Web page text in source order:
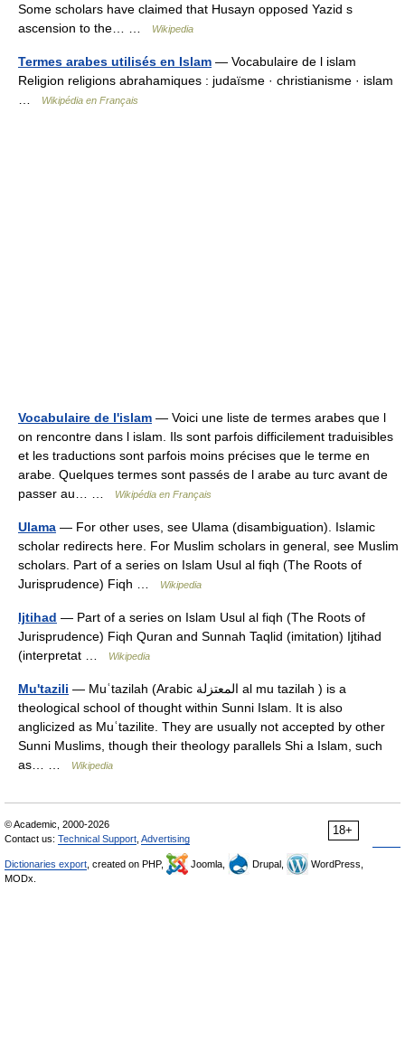
Some scholars have claimed that Husayn opposed Yazid s
ascension to the… …
Wikipedia
Termes arabes utilisés en Islam — Vocabulaire de l islam
Religion religions abrahamiques : judaïsme · christianisme · islam
Wikipédia en Français
Vocabulaire de l'islam — Voici une liste de termes arabes que l
on rencontre dans l islam. Ils sont parfois difficilement traduisibles
et les traductions sont parfois moins précises que le terme en
arabe. Quelques termes sont passés de l arabe au turc avant de
passer au… …
Wikipédia en Français
Ulama — For other uses, see Ulama (disambiguation). Islamic
scholar redirects here. For Muslim scholars in general, see Muslim
scholars. Part of a series on Islam Usul al fiqh (The Roots of
Jurisprudence) Fiqh …
Wikipedia
Ijtihad — Part of a series on Islam Usul al fiqh (The Roots of
Jurisprudence) Fiqh Quran and Sunnah Taqlid (imitation) Ijtihad
(interpretat …
Wikipedia
Mu'tazili — Muʿtazilah (Arabic المعتزلة al mu tazilah ) is a
theological school of thought within Sunni Islam. It is also
anglicized as Muʿtazilite. They are usually not accepted by other
Sunni Muslims, though their theology parallels Shi a Islam, such
as… …
Wikipedia
18+
© Academic, 2000-2026
Contact us: Technical Support Advertising
Dictionaries export , created on PHP, Joomla, Drupal,
WordPress,
MODx.